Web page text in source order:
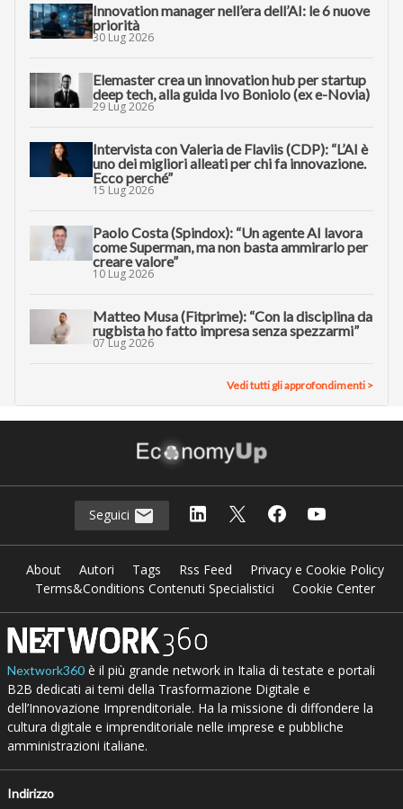
Innovation manager nell’era dell’AI: le 6 nuove
priorità
30 Lug 2026
Elemaster crea un innovation hub per startup
deep tech, alla guida Ivo Boniolo (ex e-Novia)
29 Lug 2026
Intervista con Valeria de Flaviis (CDP): “L’AI è
uno dei migliori alleati per chi fa innovazione.
Ecco perché”
15 Lug 2026
Paolo Costa (Spindox): “Un agente AI lavora
come Superman, ma non basta ammirarlo per
creare valore”
10 Lug 2026
Matteo Musa (Fitprime): “Con la disciplina da
rugbista ho fatto impresa senza spezzarmi”
07 Lug 2026
Vedi tutti gli approfondimenti >
Seguici
About Autori Tags Rss Feed
Privacy e Cookie Policy
Terms&Conditions Contenuti Specialistici
Cookie Center
Nextwork360è il più grande network in Italia di testate e portali
B2B dedicati ai temi della Trasformazione Digitale e
dell’Innovazione Imprenditoriale. Ha la missione di diffondere la
cultura digitale e imprenditoriale nelle imprese e pubbliche
amministrazioni italiane.
Indirizzo